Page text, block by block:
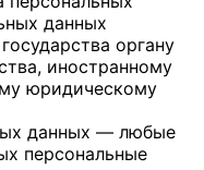
данных
органу
иностранному
юридическому
данных — любые
персональные